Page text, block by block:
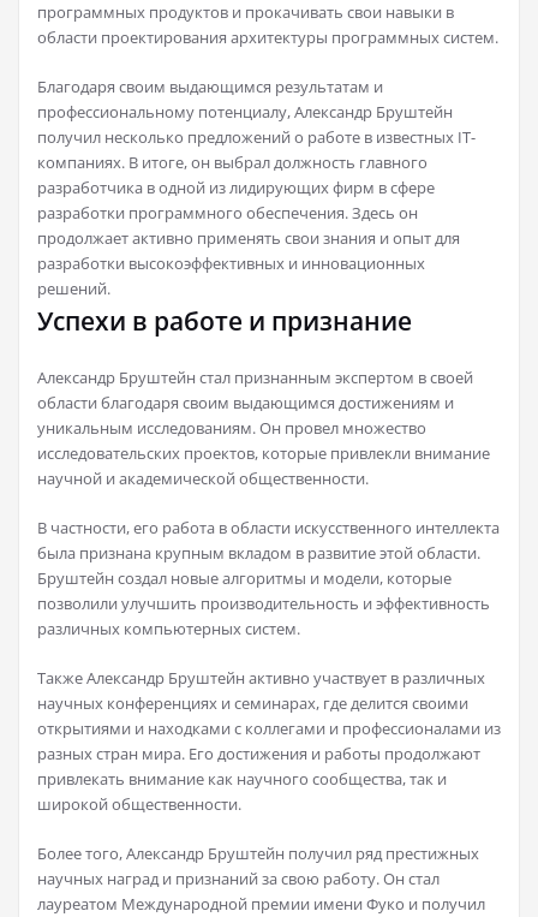
программных продуктов и прокачивать свои навыки в
области проектирования архитектуры программных систем.
Благодаря своим выдающимся результатам и
профессиональному потенциалу, Александр Бруштейн
получил несколько предложений о работе в известных IT-
компаниях. В итоге, он выбрал должность главного
разработчика в одной из лидирующих фирм в сфере
разработки программного обеспечения. Здесь он
продолжает активно применять свои знания и опыт для
разработки высокоэффективных и инновационных
решений.
Успехи в работе и признание
Александр Бруштейн стал признанным экспертом в своей
области благодаря своим выдающимся достижениям и
уникальным исследованиям. Он провел множество
исследовательских проектов, которые привлекли внимание
научной и академической общественности.
В частности, его работа в области искусственного интеллекта
была признана крупным вкладом в развитие этой области.
Бруштейн создал новые алгоритмы и модели, которые
позволили улучшить производительность и эффективность
различных компьютерных систем.
Также Александр Бруштейн активно участвует в различных
научных конференциях и семинарах, где делится своими
открытиями и находками с коллегами и профессионалами из
разных стран мира. Его достижения и работы продолжают
привлекать внимание как научного сообщества, так и
широкой общественности.
Более того, Александр Бруштейн получил ряд престижных
научных наград и признаний за свою работу. Он стал
лауреатом Международной премии имени Фуко и получил